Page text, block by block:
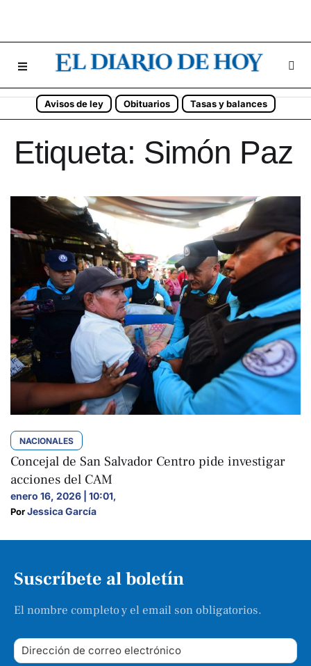
Avisos de ley Obituarios Tasas y balances
Etiqueta: Simón Paz
NACIONALES
Concejal de San Salvador Centro pide investigar
acciones del CAM
enero 16, 2026 | 10:01,
Por Jessica García
Suscríbete al boletín
El nombre completo y el email son obligatorios.